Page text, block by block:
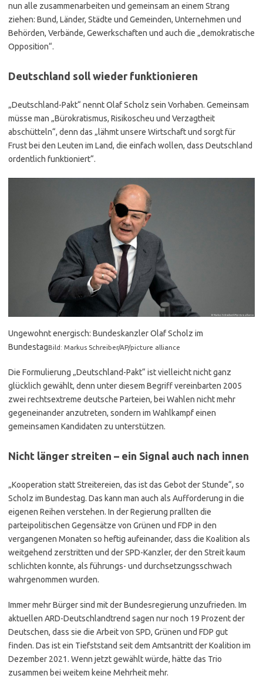
nun alle zusammenarbeiten und gemeinsam an einem Strang
ziehen: Bund, Länder, Städte und Gemeinden, Unternehmen und
Behörden, Verbände, Gewerkschaften und auch die „demokratische
Opposition“.
Deutschland soll wieder funktionieren
„Deutschland-Pakt“ nennt Olaf Scholz sein Vorhaben. Gemeinsam
müsse man „Bürokratismus, Risikoscheu und Verzagtheit
abschütteln“, denn das „lähmt unsere Wirtschaft und sorgt für
Frust bei den Leuten im Land, die einfach wollen, dass Deutschland
ordentlich funktioniert“.
Ungewohnt energisch: Bundeskanzler Olaf Scholz im
BundestagBild: Markus Schreiber/AP/picture alliance
Die Formulierung „Deutschland-Pakt“ ist vielleicht nicht ganz
glücklich gewählt, denn unter diesem Begriff vereinbarten 2005
zwei rechtsextreme deutsche Parteien, bei Wahlen nicht mehr
gegeneinander anzutreten, sondern im Wahlkampf einen
gemeinsamen Kandidaten zu unterstützen.
Nicht länger streiten – ein Signal auch nach innen
„Kooperation statt Streitereien, das ist das Gebot der Stunde“, so
Scholz im Bundestag. Das kann man auch als Aufforderung in die
eigenen Reihen verstehen. In der Regierung prallten die
parteipolitischen Gegensätze von Grünen und FDP in den
vergangenen Monaten so heftig aufeinander, dass die Koalition als
weitgehend zerstritten und der SPD-Kanzler, der den Streit kaum
schlichten konnte, als führungs- und durchsetzungsschwach
wahrgenommen wurden.
Immer mehr Bürger sind mit der Bundesregierung unzufrieden. Im
aktuellen ARD-Deutschlandtrend sagen nur noch 19 Prozent der
Deutschen, dass sie die Arbeit von SPD, Grünen und FDP gut
finden. Das ist ein Tiefststand seit dem Amtsantritt der Koalition im
Dezember 2021. Wenn jetzt gewählt würde, hätte das Trio
zusammen bei weitem keine Mehrheit mehr.